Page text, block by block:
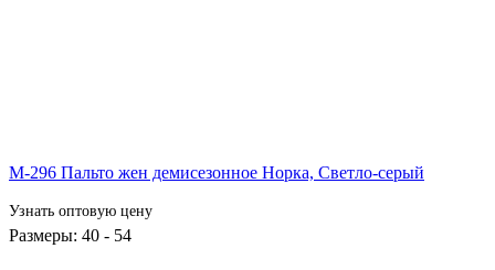
М-296 Пальто жен демисезонное Норка, Светло-серый
Узнать оптовую цену
Размеры: 40 - 54